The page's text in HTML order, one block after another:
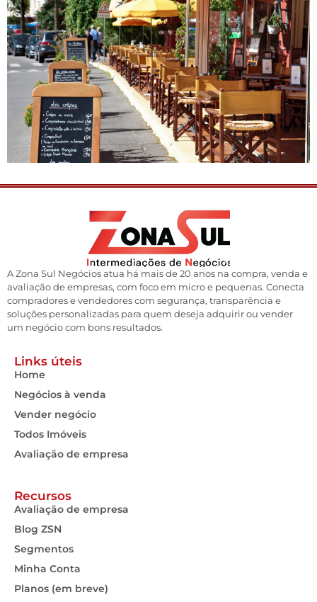
A Zona Sul Negócios atua há mais de 20 anos na compra, venda e
avaliação de empresas, com foco em micro e pequenas. Conecta
compradores e vendedores com segurança, transparência e
soluções personalizadas para quem deseja adquirir ou vender
um negócio com bons resultados.
Links úteis
Home
Negócios à venda
Vender negócio
Todos Imóveis
Avaliação de empresa
Recursos
Avaliação de empresa
Blog ZSN
Segmentos
Minha Conta
Planos (em breve)